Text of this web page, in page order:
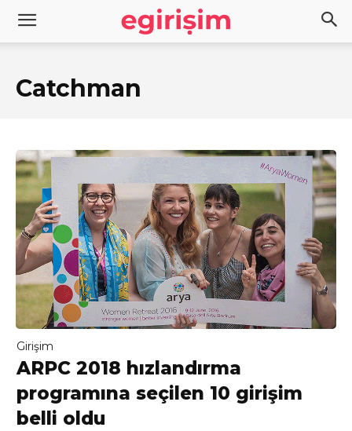
Catchman
Girişim
ARPC 2018 hızlandırma
programına seçilen 10 girişim
belli oldu